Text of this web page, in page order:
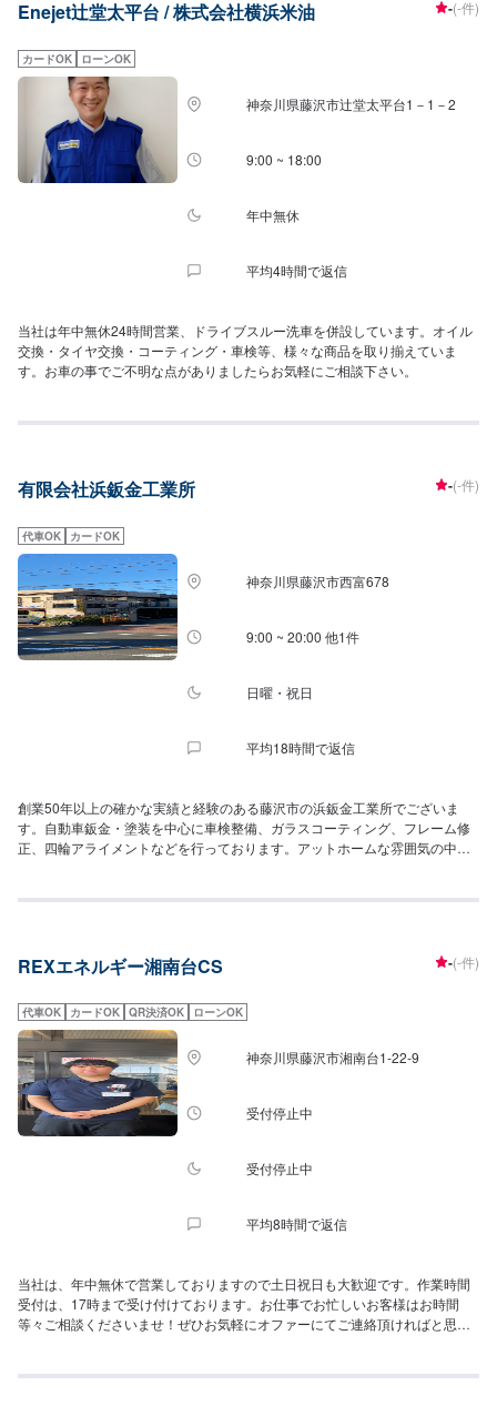
Enejet辻堂太平台 / 株式会社横浜米油 -(-件)
カードOK ローンOK
神奈川県藤沢市辻堂太平台1－1－2
9:00 ~ 18:00
年中無休
平均4時間で返信
当社は年中無休24時間営業、ドライブスルー洗車を併設しています。オイル
交換・タイヤ交換・コーティング・車検等、様々な商品を取り揃えていま
す。お車の事でご不明な点がありましたらお気軽にご相談下さい。
有限会社浜鈑金工業所 -(-件)
代車OK カードOK
神奈川県藤沢市西富678
9:00 ~ 20:00 他1件
日曜・祝日
平均18時間で返信
創業50年以上の確かな実績と経験のある藤沢市の浜鈑金工業所でございま
す。自動車鈑金・塗装を中心に車検整備、ガラスコーティング、フレーム修
正、四輪アライメントなどを行っております。アットホームな雰囲気の中、
め、品質の高いサービスを提供しています。鈑金塗装や車検、メンテナン
ますので、ご安心ください。お客様の愛車をお預かりする場合は、代車の無
ーにも対応可能でございます。お客様の大切なお車のことをトータルでお任
せしていただけますので、どうぞ弊社をご利用ください。車のことならなん
でも、浜鈑金工業所へ。各種パーツ塗装など自動車以外のことでも対応させ
ていただきますので、まずは一度ご連絡ください。その他、お問い合わせや
ご相談はお気軽にどうぞ。ホームページでは、お車に役立つ耳寄りな情報を
掲載しておりますので、ご覧ください。みなさまのお越しを心よりお待ちし
ております。
REXエネルギー湘南台CS -(-件)
代車OK カードOK QR決済OK ローンOK
神奈川県藤沢市湘南台1-22-9
受付停止中
受付停止中
平均8時間で返信
当社は、年中無休で営業しておりますので土日祝日も大歓迎です。作業時間
受付は、17時まで受け付けております。お仕事でお忙しいお客様はお時間
等々ご相談くださいませ！ぜひお気軽にオファーにてご連絡頂ければと思い
ればしっかり交換させていただきます。